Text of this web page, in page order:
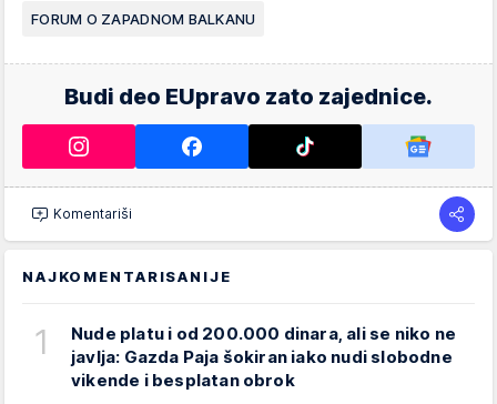
FORUM O ZAPADNOM BALKANU
Budi deo EUpravo zato zajednice.
Komentariši
NAJKOMENTARISANIJE
1
Nude platu i od 200.000 dinara, ali se niko ne
javlja: Gazda Paja šokiran iako nudi slobodne
vikende i besplatan obrok